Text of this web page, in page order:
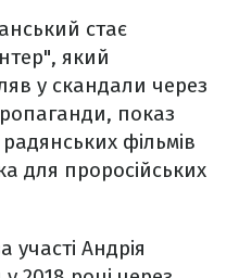
стає
який
у скандали через
показ
фільмів
для проросійських
Андрія